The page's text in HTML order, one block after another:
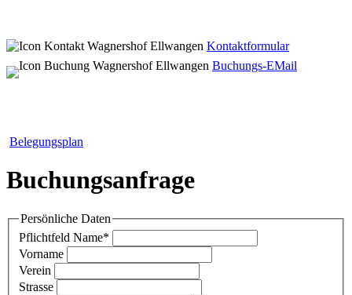
Kontaktformular
Buchungs-EMail
Belegungsplan
Buchungsanfrage
Persönliche Daten
Pflichtfeld Name*
Vorname
Verein
Strasse